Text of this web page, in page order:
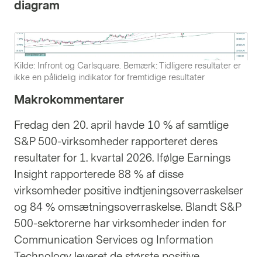
diagram
Kilde: Infront og Carlsquare. Bemærk: Tidligere resultater er
ikke en pålidelig indikator for fremtidige resultater
Makrokommentarer
Fredag den 20. april havde 10 % af samtlige
S&P 500-virksomheder rapporteret deres
resultater for 1. kvartal 2026. Ifølge Earnings
Insight rapporterede 88 % af disse
virksomheder positive indtjeningsoverraskelser
og 84 % omsætningsoverraskelse. Blandt S&P
500-sektorerne har virksomheder inden for
Communication Services og Information